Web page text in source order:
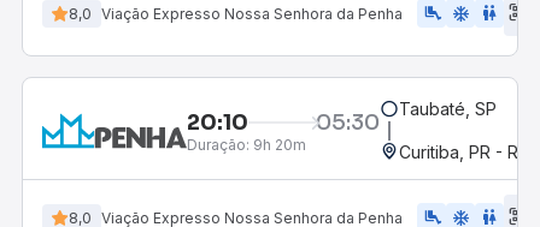
8,0 Viação Expresso Nossa Senhora da Penha airline_seat_legroom_extra ac_unit wc
20:10 05:30
Duração: 9h 20m
Taubaté, SP
Curitiba, PR -
8,0 Viação Expresso Nossa Senhora da Penha airline_seat_legroom_extra ac_unit WC